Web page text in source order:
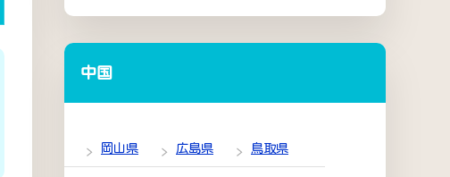
中国
岡山県 広島県 鳥取県